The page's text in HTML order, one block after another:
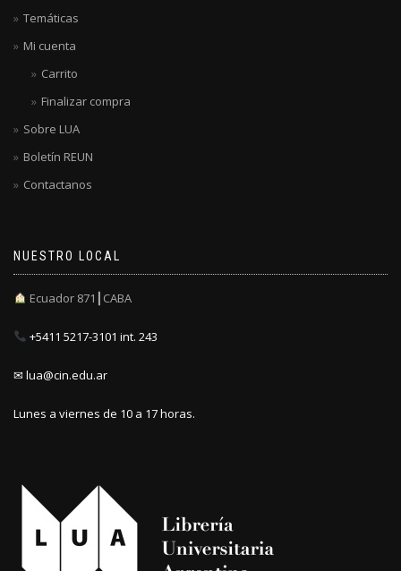
Temáticas
Mi cuenta
Carrito
Finalizar compra
Sobre LUA
Boletín REUN
Contactanos
NUESTRO LOCAL
Ecuador 871┃CABA
+5411 5217-3101 int. 243
✉ lua@cin.edu.ar
Lunes a viernes de 10 a 17 horas.